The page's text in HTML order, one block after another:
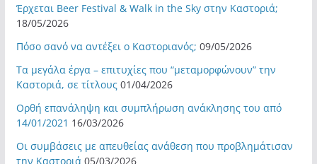
Έρχεται Beer Festival & Walk in the Sky στην Καστοριά;
18/05/2026
Πόσο σανό να αντέξει ο Καστοριανός; 09/05/2026
Τα μεγάλα έργα – επιτυχίες που “μεταμορφώνουν” την
Καστοριά, σε τίτλους 01/04/2026
Ορθή επανάληψη και συμπλήρωση ανάκλησης του από
14/01/2021 16/03/2026
Οι συμβάσεις με απευθείας ανάθεση που προβλημάτισαν
την Καστοριά 05/03/2026